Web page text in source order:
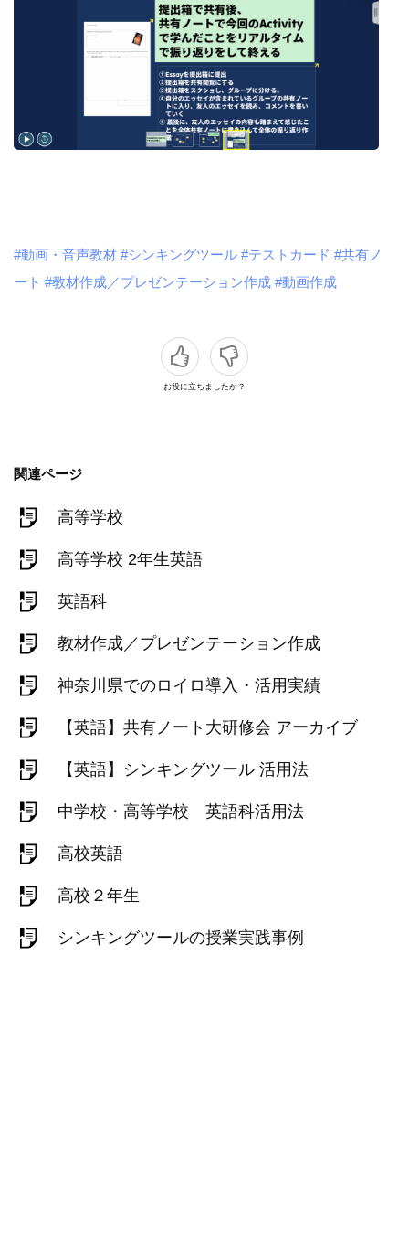
#動画・音声教材 #シンキングツール #テストカード #共有ノ
ート #教材作成／プレゼンテーション作成 #動画作成
お役に立ちましたか？
関連ページ
高等学校
高等学校 2年生英語
英語科
教材作成／プレゼンテーション作成
神奈川県でのロイロ導入・活用実績
【英語】共有ノート大研修会 アーカイブ
【英語】シンキングツール 活用法
中学校・高等学校 英語科活用法
高校英語
高校２年生
シンキングツールの授業実践事例